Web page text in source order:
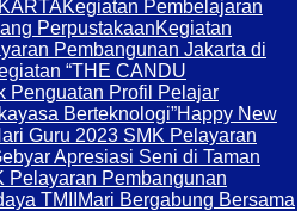
Kegiatan Pembelajaran
PerpustakaanKegiatan
Pembangunan Jakarta di
“THE CANDU
Penguatan Profil Pelajar
Berteknologi”Happy New
Guru 2023 SMK Pelayaran
Apresiasi Seni di Taman
Pelayaran Pembangunan
TMII
Mari Bergabung Bersama